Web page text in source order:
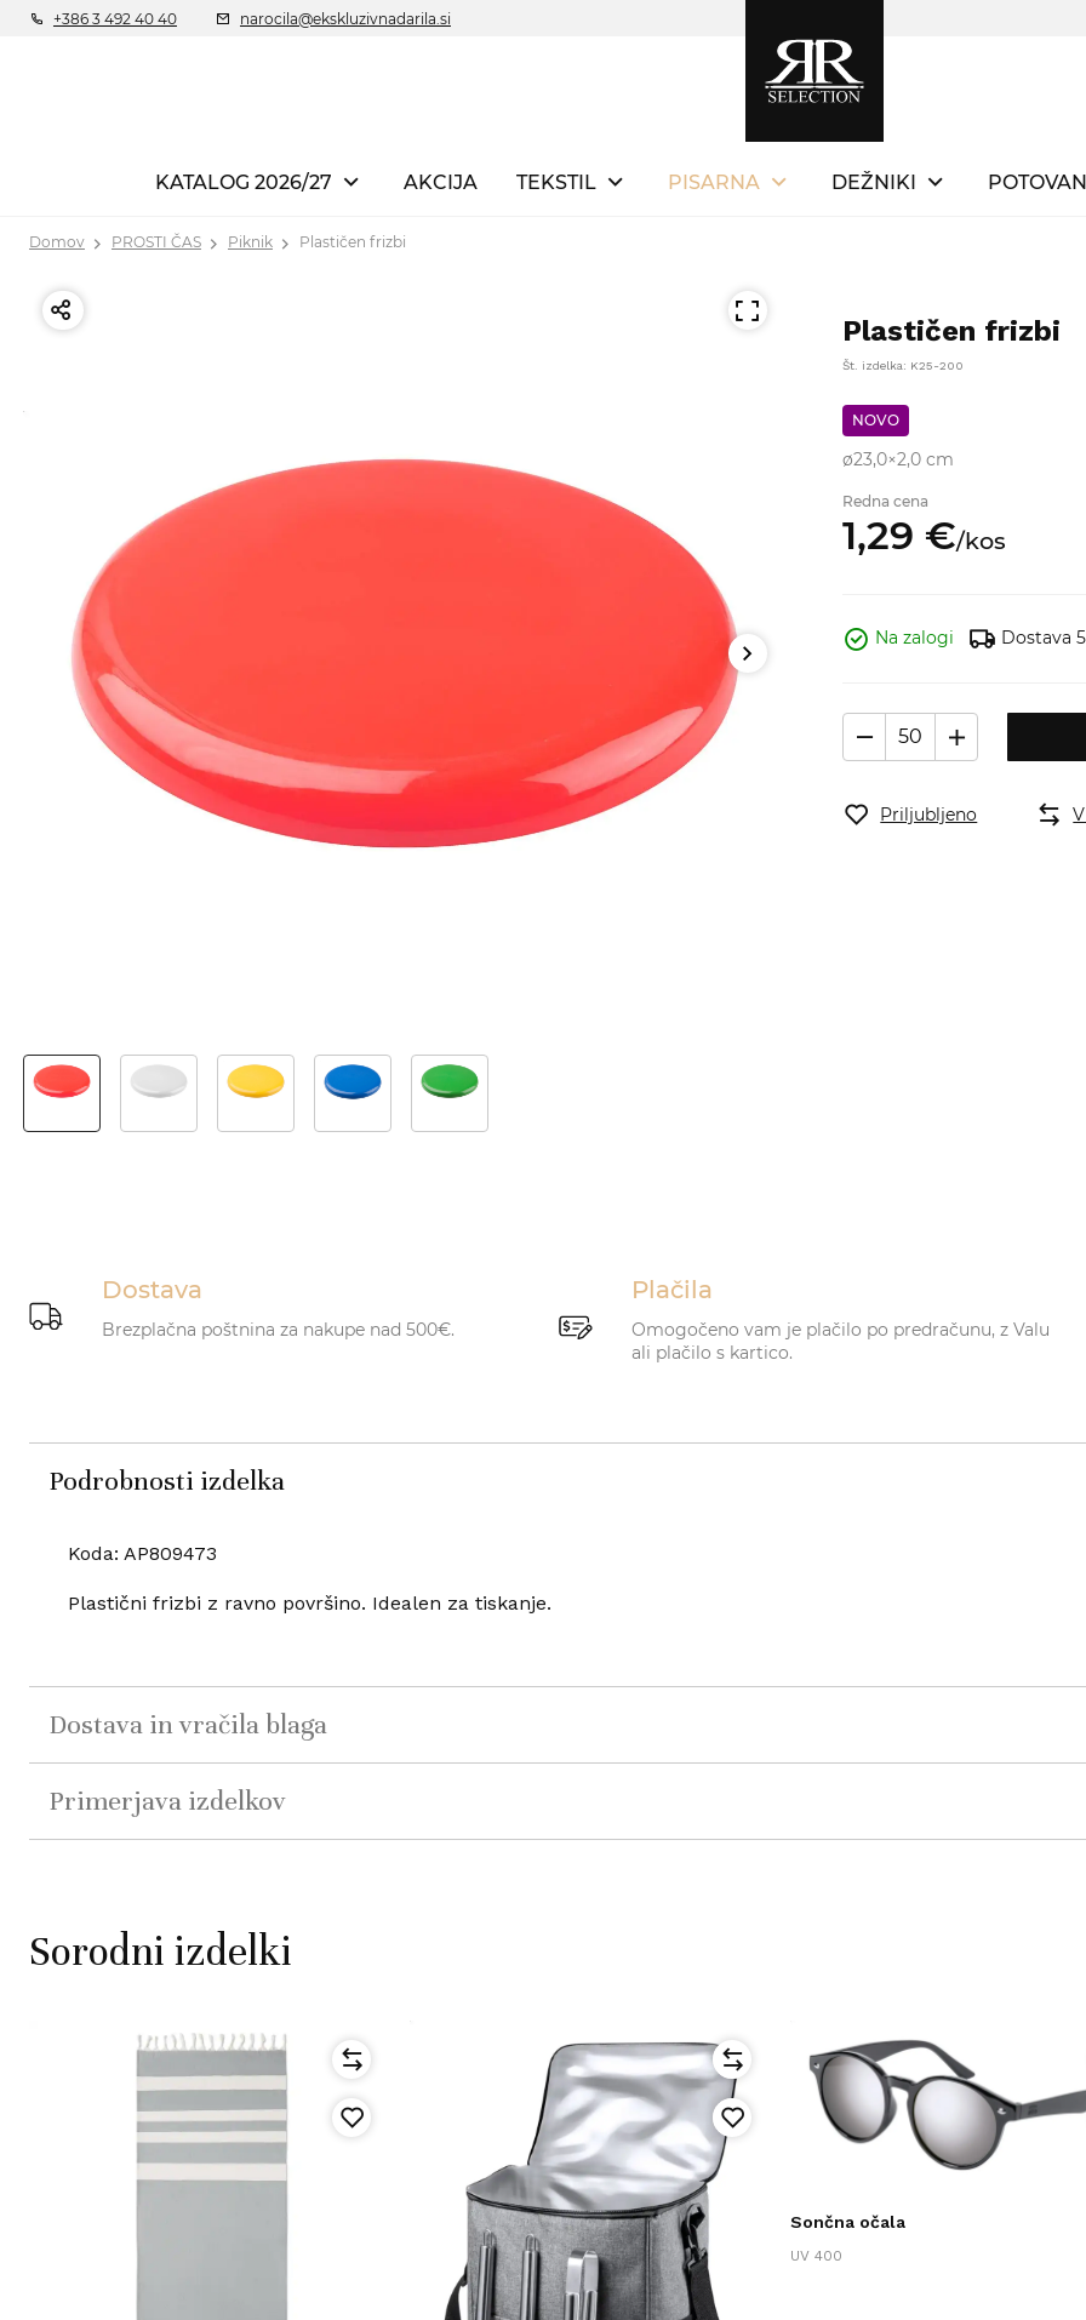
+386 3 492 40 40 narocila@ekskluzivnadarila.si
KATALOG 2026/27 AKCIJA TEKSTIL PISARNA DEŽNIKI
Domov PROSTI ČAS Piknik Plastičen frizbi
Plastičen frizbi
Št. izdelka: K25-200
NOVO
ø23,0×2,0 cm
Redna cena
1,29 €/kos
Na zalogi Dostava
Priljubljeno
Dostava
Brezplačna poštnina za nakupe nad 500€.
Plačila
Omogočeno vam je plačilo po predračunu, z Valu
ali plačilo s kartico.
Podrobnosti izdelka
Koda: AP809473
Plastični frizbi z ravno površino. Idealen za tiskanje.
Dostava in vračila blaga
Primerjava izdelkov
Sorodni izdelki
Sončna očala
UV 400